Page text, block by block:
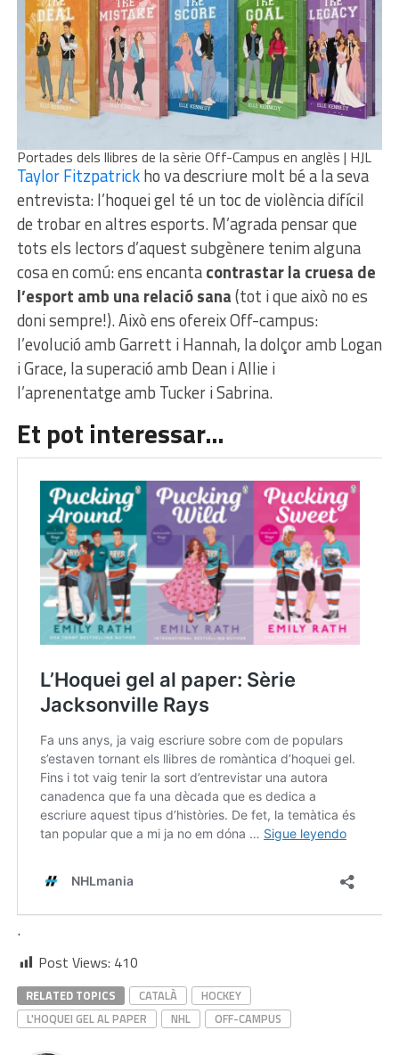
Portades dels llibres de la sèrie Off-Campus en anglès | HJL
Taylor Fitzpatrickho va descriure molt bé a la seva
entrevista: l’hoquei gel té un toc de violència difícil
de trobar en altres esports. M’agrada pensar que
tots els lectors d’aquest subgènere tenim alguna
cosa en comú: ens encantacontrastar la cruesa de
l’esport amb una relació sana(tot i que això no es
doni sempre!). Això ens ofereix Off-campus:
l’evolució amb Garrett i Hannah, la dolçor amb Logan
i Grace, la superació amb Dean i Allie i
l’aprenentatge amb Tucker i Sabrina.
Et pot interessar…
.
Post Views: 410
RELATED TOPICS CATALÀ
HOCKEY
L'HOQUEI GEL AL PAPER
NHL OFF-CAMPUS